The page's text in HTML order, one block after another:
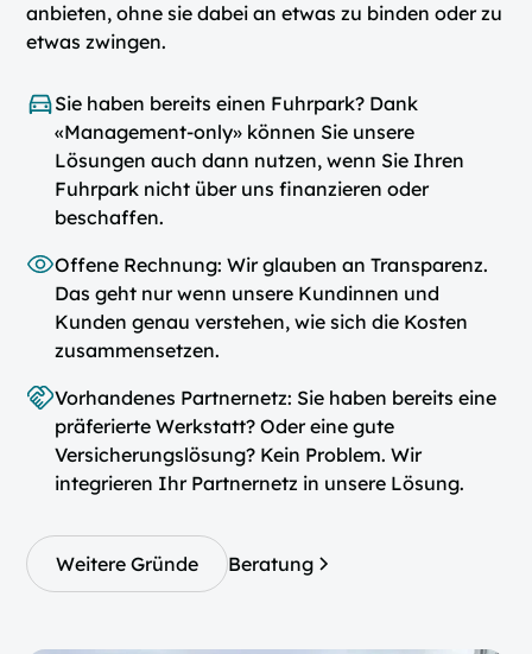
anbieten, ohne sie dabei an etwas zu binden oder zu
etwas zwingen.
Sie haben bereits einen Fuhrpark? Dank
«Management-only» können Sie unsere
Lösungen auch dann nutzen, wenn Sie Ihren
Fuhrpark nicht über uns finanzieren oder
beschaffen.
Offene Rechnung: Wir glauben an Transparenz.
Das geht nur wenn unsere Kundinnen und
Kunden genau verstehen, wie sich die Kosten
zusammensetzen.
Vorhandenes Partnernetz: Sie haben bereits eine
präferierte Werkstatt? Oder eine gute
Versicherungslösung? Kein Problem. Wir
integrieren Ihr Partnernetz in unsere Lösung.
Weitere Gründe Beratung